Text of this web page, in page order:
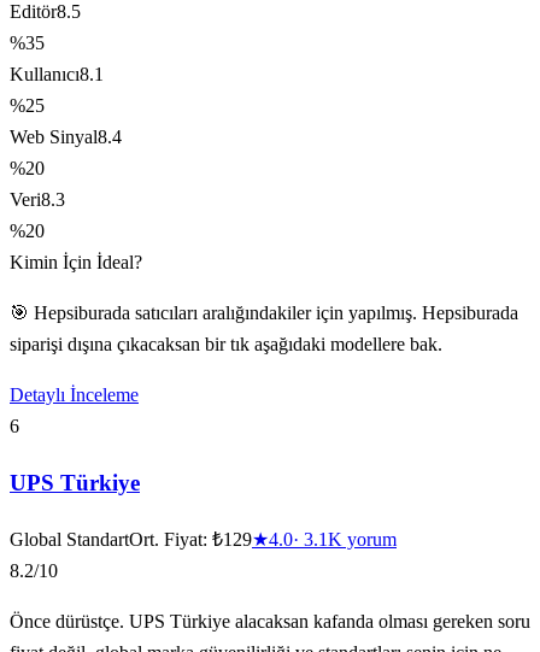
Editör8.5
%35
Kullanıcı8.1
%25
Web Sinyal8.4
%20
Veri8.3
%20
Kimin İçin İdeal?
🎯 Hepsiburada satıcıları aralığındakiler için yapılmış. Hepsiburada
siparişi dışına çıkacaksan bir tık aşağıdaki modellere bak.
Detaylı İnceleme
6
UPS Türkiye
Global StandartOrt. Fiyat: ₺129★4.0· 3.1K yorum
8.2/10
Önce dürüstçe. UPS Türkiye alacaksan kafanda olması gereken soru